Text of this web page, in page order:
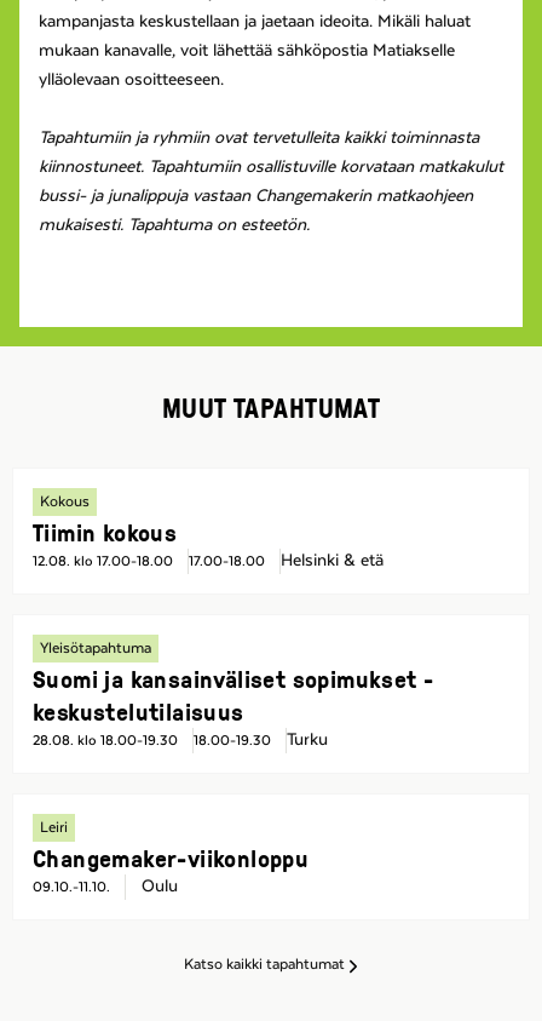
kampanjasta keskustellaan ja jaetaan ideoita. Mikäli haluat
mukaan kanavalle, voit lähettää sähköpostia Matiakselle
ylläolevaan osoitteeseen.
Tapahtumiin ja ryhmiin ovat tervetulleita kaikki toiminnasta
kiinnostuneet. Tapahtumiin osallistuville korvataan matkakulut
bussi- ja junalippuja vastaan Changemakerin matkaohjeen
mukaisesti. Tapahtuma on esteetön.
MUUT TAPAHTUMAT
Kokous
Tiimin kokous
12.08. klo 17.00-18.00 17.00-18.00 Helsinki & etä
Yleisötapahtuma
Suomi ja kansainväliset sopimukset -
keskustelutilaisuus
28.08. klo 18.00-19.30 18.00-19.30 Turku
Leiri
Changemaker-viikonloppu
09.10.-11.10. Oulu
Katso kaikki tapahtumat